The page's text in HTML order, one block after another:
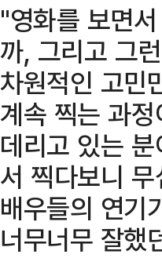
"영화를 보면
까, 그리고 그
차원적인 고민
계속 찍는 과
데리고 있는
서 찍다보니
배우들의 연기
너무너무 잘했